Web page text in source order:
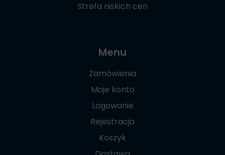
Strefa niskich cen
Menu
Zamówienia
Moje konto
Logowanie
Rejestracja
Koszyk